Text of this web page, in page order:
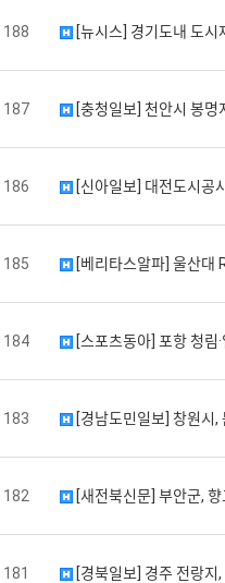
188 [뉴시스] 경기도내 도시
187 [충청일보] 천안시 봉명
186 [신아일보] 대전도시공
185 [베리타스알파] 울산대
184 [스포츠동아] 포항 청림·
183 [경남도민일보] 창원시,
182 [새전북신문] 부안군,
181 [경북일보] 경주 전랑지